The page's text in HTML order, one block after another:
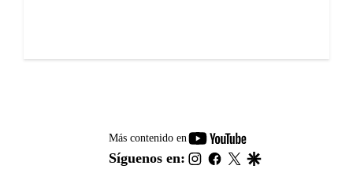
Más contenido en
youtube-
footer
Síguenos en: instagram
facebook
twitter